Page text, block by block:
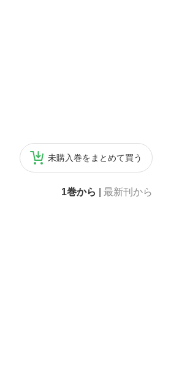
未購入巻をまとめて買う
1巻から 最新刊から